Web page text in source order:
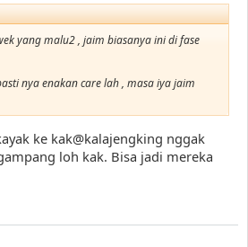
yang malu2 , jaim biasanya ini di fase
nya enakan care lah , masa iya jaim
ke kak@kalajengking nggak
loh kak. Bisa jadi mereka